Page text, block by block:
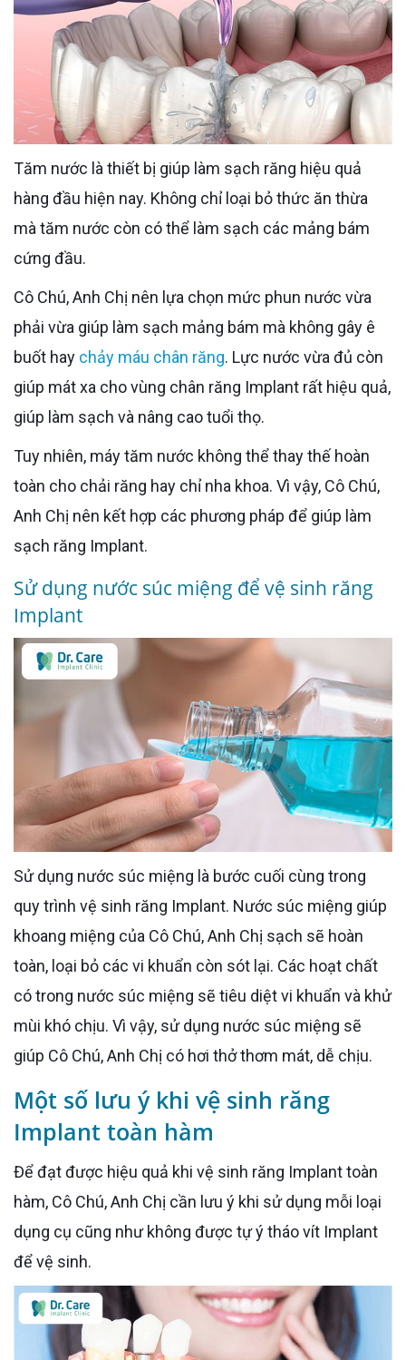
Tăm nước là thiết bị giúp làm sạch răng hiệu quả
hàng đầu hiện nay. Không chỉ loại bỏ thức ăn thừa
mà tăm nước còn có thể làm sạch các mảng bám
cứng đầu.
Cô Chú, Anh Chị nên lựa chọn mức phun nước vừa
phải vừa giúp làm sạch mảng bám mà không gây ê
buốt hay chảy máu chân răng. Lực nước vừa đủ còn
giúp mát xa cho vùng chân răng Implant rất hiệu quả,
giúp làm sạch và nâng cao tuổi thọ.
Tuy nhiên, máy tăm nước không thể thay thế hoàn
toàn cho chải răng hay chỉ nha khoa. Vì vậy, Cô Chú,
Anh Chị nên kết hợp các phương pháp để giúp làm
sạch răng Implant.
Sử dụng nước súc miệng để vệ sinh răng
Implant
Sử dụng nước súc miệng là bước cuối cùng trong
quy trình vệ sinh răng Implant. Nước súc miệng giúp
khoang miệng của Cô Chú, Anh Chị sạch sẽ hoàn
toàn, loại bỏ các vi khuẩn còn sót lại. Các hoạt chất
có trong nước súc miệng sẽ tiêu diệt vi khuẩn và khử
mùi khó chịu. Vì vậy, sử dụng nước súc miệng sẽ
giúp Cô Chú, Anh Chị có hơi thở thơm mát, dễ chịu.
Một số lưu ý khi vệ sinh răng
Implant toàn hàm
Để đạt được hiệu quả khi vệ sinh răng Implant toàn
hàm, Cô Chú, Anh Chị cần lưu ý khi sử dụng mỗi loại
dụng cụ cũng như không được tự ý tháo vít Implant
để vệ sinh.